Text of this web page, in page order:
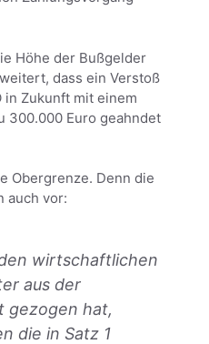
Höhe der Bußgelder
dass ein Verstoß
in Zukunft mit einem
300.000 Euro geahndet
Obergrenze. Denn die
auch vor:
wirtschaftlichen
aus der
gezogen hat,
die in Satz 1